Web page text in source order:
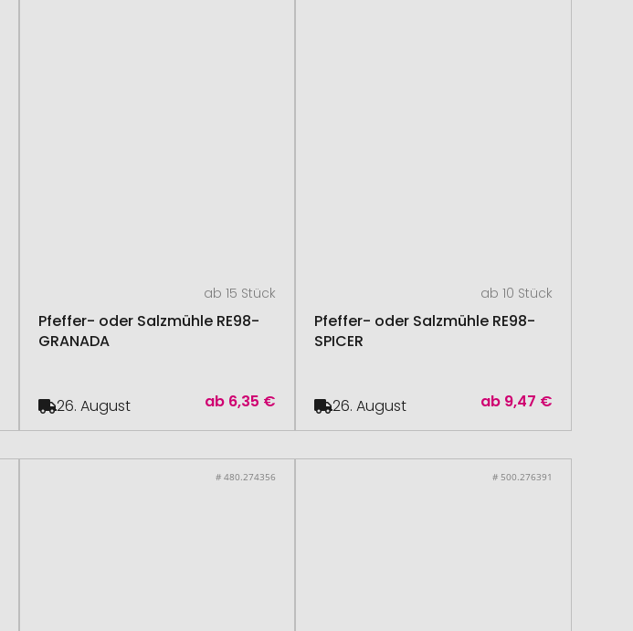
ab 15 Stück
Pfeffer- oder Salzmühle RE98-
GRANADA
ab 6,35 €
26. August
ab 10 Stück
Pfeffer- oder Salzmühle RE98-
SPICER
ab 9,47 €
26. August
# 480.274356 # 500.276391